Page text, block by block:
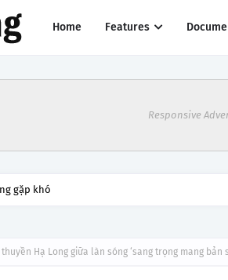
Home Features
Responsive
gặp khó
Hạ Long giữa làn sóng ‘sang trọng mang bản